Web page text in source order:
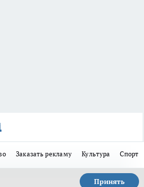
Заказать рекламу Культура Спорт
Принять